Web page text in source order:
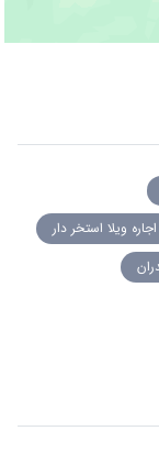
اجاره ویلا استخر دار